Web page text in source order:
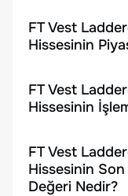
FT Vest
Hissesinin
FT Vest
Hissesinin
FT Vest
Hissesinin
Değeri Nedir?